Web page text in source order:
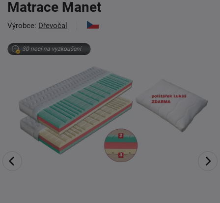
Matrace Manet
Výrobce: Dřevočal
30 nocí na vyzkoušení